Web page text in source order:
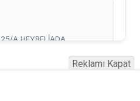
Reklamı Kapat